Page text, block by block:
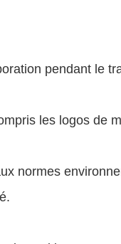
pendant le
les logos de
normes